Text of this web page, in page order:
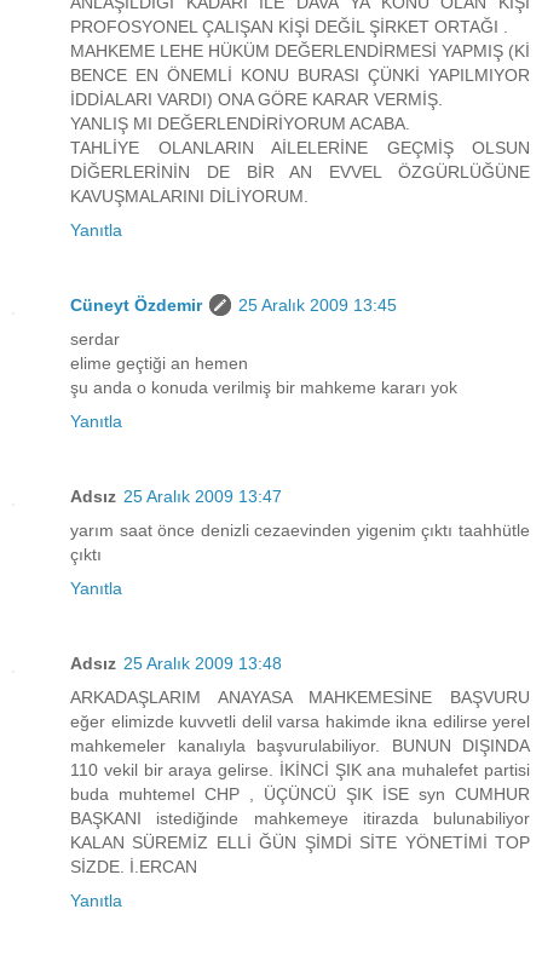
PROFOSYONEL ÇALIŞAN KİŞİ DEĞİL ŞİRKET ORTAĞI .
MAHKEME LEHE HÜKÜM DEĞERLENDİRMESİ YAPMIŞ (Kİ
BENCE EN ÖNEMLİ KONU BURASI ÇÜNKİ YAPILMIYOR
İDDİALARI VARDI) ONA GÖRE KARAR VERMİŞ.
YANLIŞ MI DEĞERLENDİRİYORUM ACABA.
TAHLİYE OLANLARIN AİLELERİNE GEÇMİŞ OLSUN
DİĞERLERİNİN DE BİR AN EVVEL ÖZGÜRLÜĞÜNE
KAVUŞMALARINI DİLİYORUM.
Yanıtla
Cüneyt Özdemir
25 Aralık 2009 13:45
serdar
elime geçtiği an hemen
şu anda o konuda verilmiş bir mahkeme kararı yok
Yanıtla
Adsız 25 Aralık 2009 13:47
yarım saat önce denizli cezaevinden yigenim çıktı taahhütle
çıktı
Yanıtla
Adsız 25 Aralık 2009 13:48
ARKADAŞLARIM ANAYASA MAHKEMESİNE BAŞVURU
eğer elimizde kuvvetli delil varsa hakimde ikna edilirse yerel
mahkemeler kanalıyla başvurulabiliyor. BUNUN DIŞINDA
110 vekil bir araya gelirse. İKİNCİ ŞIK ana muhalefet partisi
buda muhtemel CHP , ÜÇÜNCÜ ŞIK İSE syn CUMHUR
BAŞKANI istediğinde mahkemeye itirazda bulunabiliyor
KALAN SÜREMİZ ELLİ ĞÜN ŞİMDİ SİTE YÖNETİMİ TOP
SİZDE. İ.ERCAN
Yanıtla